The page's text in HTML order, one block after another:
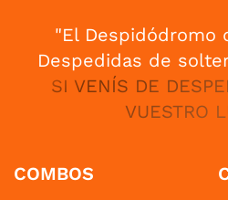
"El Despidódromo
Despedidas de
SI VENÍS DE
VUESTRO
COMBOS